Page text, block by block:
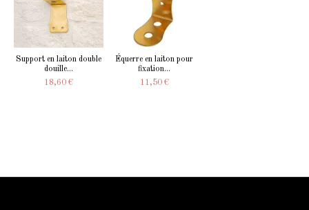
Support en laiton double
douille...
18,60 €
Équerre en laiton pour
fixation...
11,50 €